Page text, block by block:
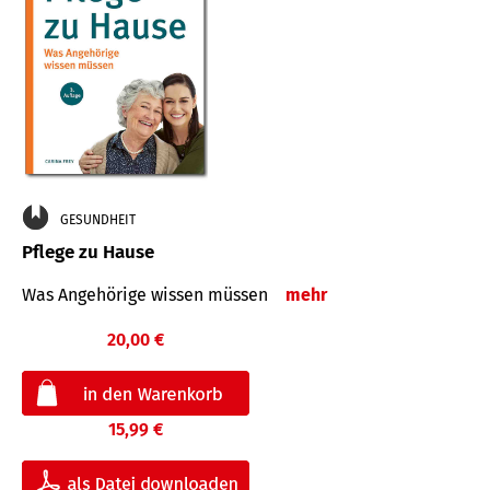
GESUNDHEIT
Pflege zu Hause
Was Angehörige wissen müssen mehr
20,00 €
15,99 €